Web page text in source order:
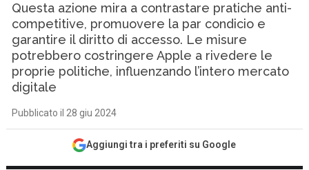
Questa azione mira a contrastare pratiche anti-
competitive, promuovere la par condicio e
garantire il diritto di accesso. Le misure
potrebbero costringere Apple a rivedere le
proprie politiche, influenzando l’intero mercato
digitale
Pubblicato il 28 giu 2024
Aggiungi tra i preferiti su Google